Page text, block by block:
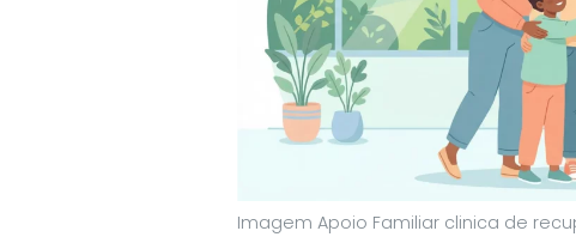
Imagem Apoio Familiar clinica de